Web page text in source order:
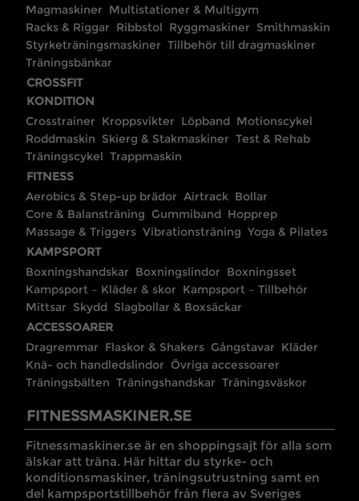
Magmaskiner Multistationer & Multigym
Racks & Riggar Ribbstol Ryggmaskiner Smithmaskin
Styrketräningsmaskiner Tillbehör till dragmaskiner
Träningsbänkar
CROSSFIT
KONDITION
Crosstrainer Kroppsvikter Löpband Motionscykel
Roddmaskin Skierg & Stakmaskiner Test & Rehab
Träningscykel Trappmaskin
FITNESS
Aerobics & Step-up brädor Airtrack Bollar
Core & Balansträning Gummiband Hopprep
Massage & Triggers Vibrationsträning Yoga & Pilates
KAMPSPORT
Boxningshandskar Boxningslindor Boxningsset
Kampsport – Kläder & skor Kampsport – Tillbehör
Mittsar Skydd Slagbollar & Boxsäckar
ACCESSOARER
Dragremmar Flaskor & Shakers Gångstavar Kläder
Knä- och handledslindor Övriga accessoarer
Träningsbälten Träningshandskar Träningsväskor
FITNESSMASKINER.SE
Fitnessmaskiner.se är en shoppingsajt för alla som
älskar att träna. Här hittar du styrke- och
konditionsmaskiner, träningsutrustning samt en
del kampsportstillbehör från flera av Sveriges